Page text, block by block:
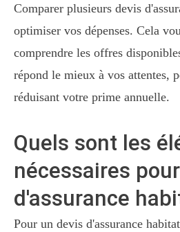
Comparer plusieurs devis
optimiser vos dépenses. Cela
comprendre les offres
répond le mieux à vos attentes,
réduisant votre prime annuelle.
Quels sont les
nécessaires
d'assurance
Pour un devis d'assurance